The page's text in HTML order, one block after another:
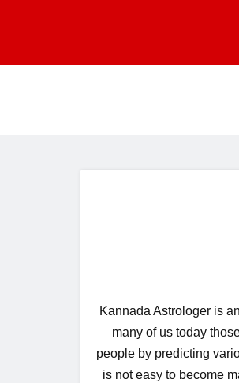
Kannada Astrologer is
many of us today
people by predicting
is not easy to become